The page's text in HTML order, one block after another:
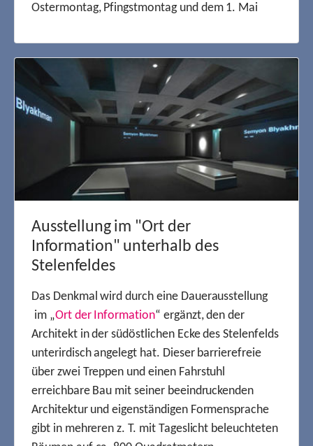
Ausstellung im "Ort der
Information" unterhalb des
Stelenfeldes
Das Denkmal wird durch eine Dauerausstellung
im „Ort der Information“ ergänzt, den der
Architekt in der südöstlichen Ecke des Stelenfelds
unterirdisch angelegt hat. Dieser barrierefreie
über zwei Treppen und einen Fahrstuhl
erreichbare Bau mit seiner beeindruckenden
Architektur und eigenständigen Formensprache
gibt in mehreren z. T. mit Tageslicht beleuchteten
Ostermontag, Pfingstmontag und dem 1. Mai